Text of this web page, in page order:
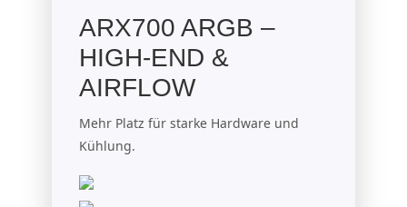
ARX700 ARGB –
HIGH-END &
AIRFLOW
Mehr Platz für starke Hardware und
Kühlung.